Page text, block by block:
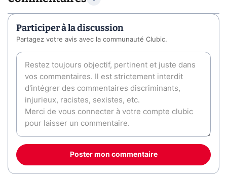
Participer à la discussion
Partagez votre avis avec la communauté Clubic.
Poster mon commentaire